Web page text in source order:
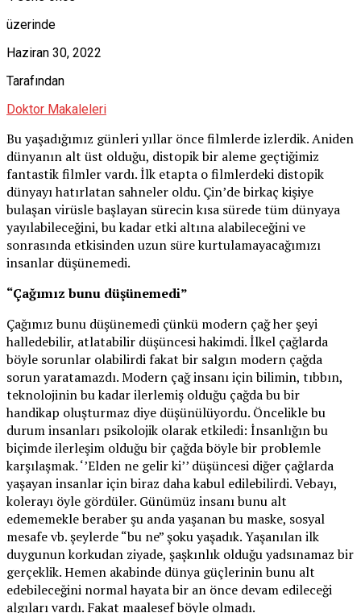
üzerinde
Haziran 30, 2022
Tarafından
Doktor Makaleleri
Bu yaşadığımız günleri yıllar önce filmlerde izlerdik. Aniden
dünyanın alt üst olduğu, distopik bir aleme geçtiğimiz
fantastik filmler vardı. İlk etapta o filmlerdeki distopik
dünyayı hatırlatan sahneler oldu. Çin’de birkaç kişiye
bulaşan virüsle başlayan sürecin kısa sürede tüm dünyaya
yayılabileceğini, bu kadar etki altına alabileceğini ve
sonrasında etkisinden uzun süre kurtulamayacağımızı
insanlar düşünemedi.
“Çağımız bunu düşünemedi”
Çağımız bunu düşünemedi çünkü modern çağ her şeyi
halledebilir, atlatabilir düşüncesi hakimdi. İlkel çağlarda
böyle sorunlar olabilirdi fakat bir salgın modern çağda
sorun yaratamazdı. Modern çağ insanı için bilimin, tıbbın,
teknolojinin bu kadar ilerlemiş olduğu çağda bu bir
handikap oluşturmaz diye düşünülüyordu. Öncelikle bu
durum insanları psikolojik olarak etkiledi: İnsanlığın bu
biçimde ilerleşim olduğu bir çağda böyle bir problemle
karşılaşmak. ‘’Elden ne gelir ki’’ düşüncesi diğer çağlarda
yaşayan insanlar için biraz daha kabul edilebilirdi. Vebayı,
kolerayı öyle gördüler. Günümüz insanı bunu alt
edememekle beraber şu anda yaşanan bu maske, sosyal
mesafe vb. şeylerde “bu ne” şoku yaşadık. Yaşanılan ilk
duygunun korkudan ziyade, şaşkınlık olduğu yadsınamaz bir
gerçeklik. Hemen akabinde dünya güçlerinin bunu alt
edebileceğini normal hayata bir an önce devam edileceği
algıları vardı. Fakat maalesef böyle olmadı.